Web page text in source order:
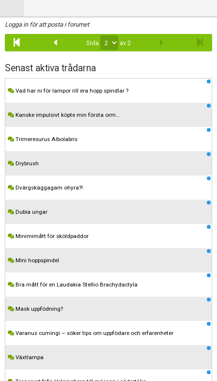
Logga in för att posta i forumet
Sida av 2
Senast aktiva trådarna
Vad har ni för lampor rill era hopp spindlar ?
Kanske impulsivt köpte min första orm…
Trimeresurus Albolabris
Drybrush
Dvärgskäggagam ohyra?!
Dubia ungar
Minimimått för sköldpaddor
Mini hoppspindel
Bra mått för en Laudakia Stellio Brachydactyla
Mask uppfödning?
Varanus cumingi – söker tips om uppfödare och erfarenheter
Växtlampa